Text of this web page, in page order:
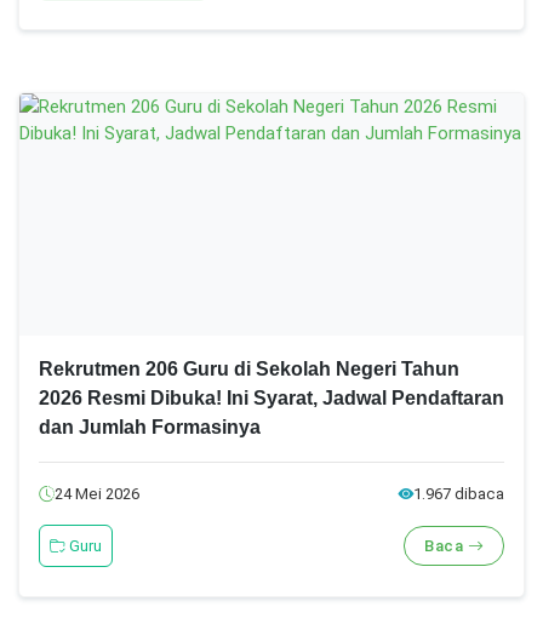
Rekrutmen 206 Guru di Sekolah Negeri Tahun
2026 Resmi Dibuka! Ini Syarat, Jadwal Pendaftaran
dan Jumlah Formasinya
24 Mei 2026 1.967 dibaca
Guru Baca